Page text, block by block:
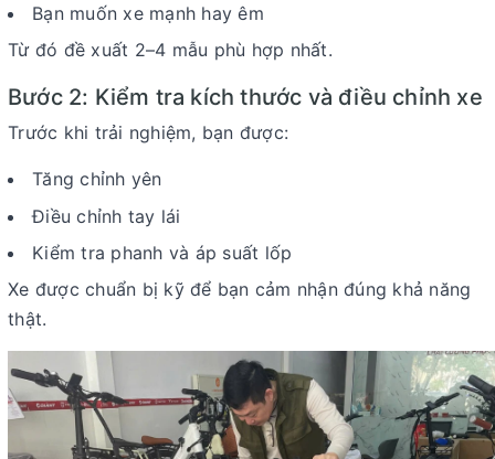
Bạn muốn xe mạnh hay êm
Từ đó đề xuất 2–4 mẫu phù hợp nhất.
Bước 2: Kiểm tra kích thước và điều chỉnh xe
Trước khi trải nghiệm, bạn được:
Tăng chỉnh yên
Điều chỉnh tay lái
Kiểm tra phanh và áp suất lốp
Xe được chuẩn bị kỹ để bạn cảm nhận đúng khả năng
thật.